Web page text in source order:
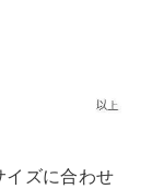
イズに合わせ